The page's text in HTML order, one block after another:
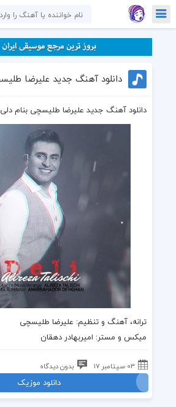
دانلود آهنگ جدید علیرضا طلیسچی بنام دلی
ترانه،آهنگ و تنظیم: علیرضا طلیسچی
میکس و مستر: امیربهادر دهقان
03 سپتامبر 17 بدون دیدگاه
دانلود موزیک